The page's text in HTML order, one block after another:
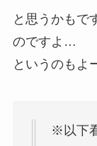
と思うかもで
のですよ…
というのもよ
※以下